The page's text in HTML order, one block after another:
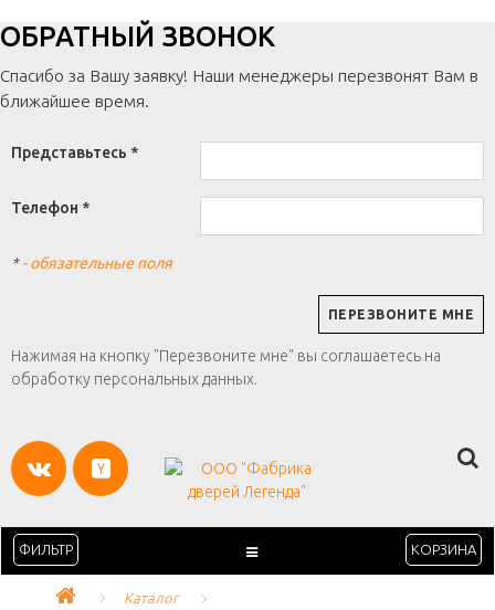
ОБРАТНЫЙ ЗВОНОК
Спасибо за Вашу заявку! Наши менеджеры перезвонят Вам в
ближайшее время.
Представьтесь *
Телефон *
*- обязательные поля
Нажимая на кнопку "Перезвоните мне" вы соглашаетесь на
обработку персональных данных.
ФИЛЬТР КОРЗИНА
Каталог